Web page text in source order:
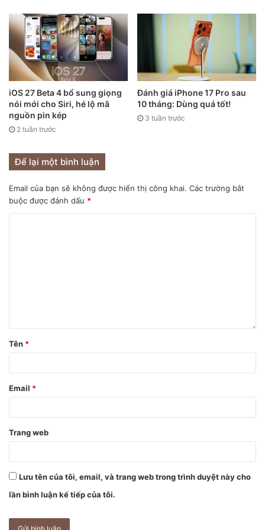
hình và Face ID cũng không thể hoạt động được. Kèm theo
đó là lưu ý đến từ “Táo Mỹ” rằng không nên tự ý thay thế
pin trên iPhone mà hãy đem điện thoại của mình đến các
cơ sở bảo hành được Apple uỷ quyền.
Face ID cũng không hề hoạt động. Mặc dù Hugh đã tiến
không may, tính năng này đã bị khoá hoàn toàn.
iOS 27 Beta 4 bổ sung giọng
nói mới cho Siri, hé lộ mã
nguồn pin kép
2 tuần trước
Đánh giá iPhone 17 Pro sau
10 tháng: Dùng quá tốt!
3 tuần trước
Để lại một bình luận
Email của bạn sẽ không được hiển thị công khai. Các trường bắt
buộc được đánh dấu *
Tên *
Email *
Trang web
Lưu tên của tôi, email, và trang web trong trình duyệt này cho
lần bình luận kế tiếp của tôi.